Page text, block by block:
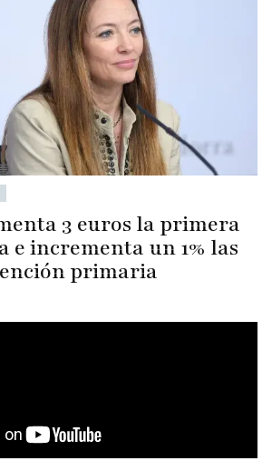
3 euros la primera
e incrementa un 1% las
primaria